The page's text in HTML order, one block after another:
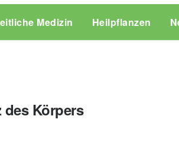
Medizin Heilpflanzen
Körpers